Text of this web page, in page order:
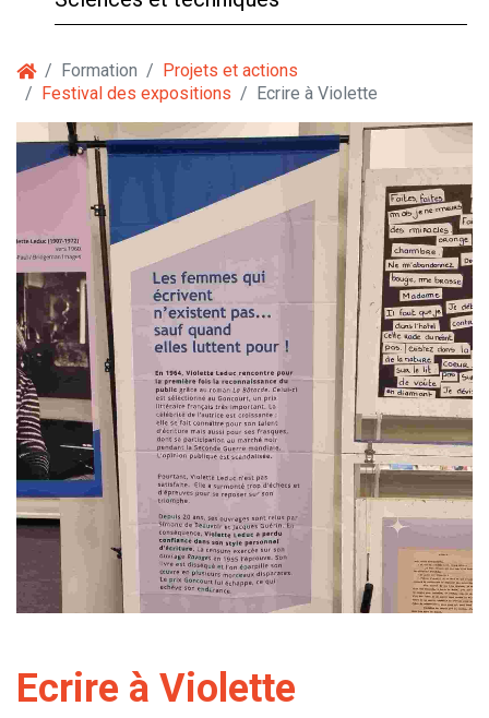
Formation
Projets et actions
Festival des expositions
Ecrire à Violette
Ecrire à Violette